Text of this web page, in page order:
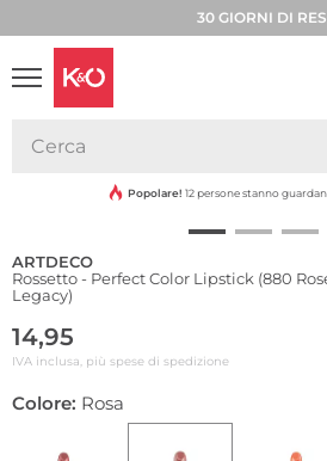
30 GIORNI DI
VIBES
Popolare! 12 persone stanno
ARTDECO
Rossetto - Perfect Color Lipstick (880
Legacy)
14,95
IVA inclusa, più spese di spedizione
Colore: Rosa